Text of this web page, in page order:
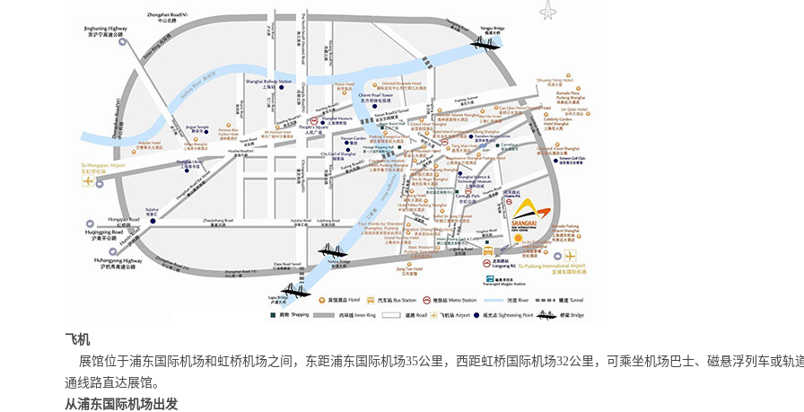
飞机
展馆位于浦东国际机场和虹桥机场之间，东距浦东国际机场35公里，西距虹桥国际机场32公里，可乘坐机场巴士、磁悬浮列车或轨
通线路直达展馆。
从浦东国际机场出发